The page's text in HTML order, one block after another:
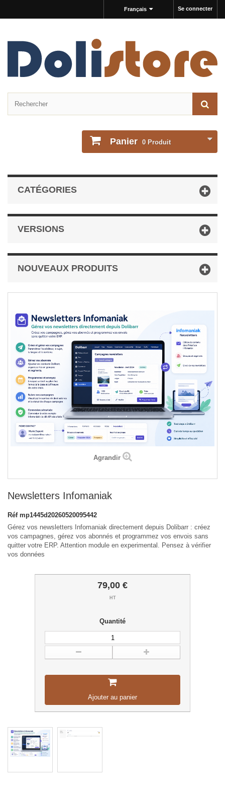
Se connecter
Français
Panier 0 Produit
CATÉGORIES
VERSIONS
NOUVEAUX PRODUITS
Agrandir
Newsletters Infomaniak
Réf mp1445d20260520095442
Gérez vos newsletters Infomaniak directement depuis Dolibarr : créez
vos campagnes, gérez vos abonnés et programmez vos envois sans
quitter votre ERP. Attention module en experimental. Pensez à vérifier
vos données
79,00 €
HT
Quantité
Ajouter au panier